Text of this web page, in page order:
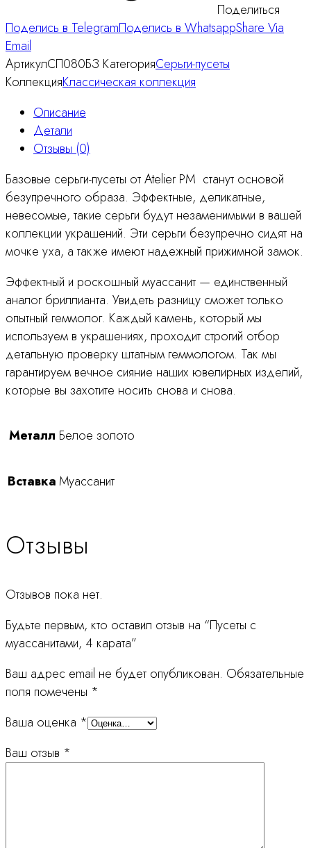
Поделиться
Поделись в TelegramПоделись в WhatsappShare Via
Email
АртикулСП080БЗ КатегорияСерьги-пусеты
КоллекцияКлассическая коллекция
Описание
Детали
Отзывы (0)
Базовые серьги-пусеты от Atelier PM станут основой
безупречного образа. Эффектные, деликатные,
невесомые, такие серьги будут незаменимыми в вашей
коллекции украшений. Эти серьги безупречно сидят на
мочке уха, а также имеют надежный прижимной замок.
Эффектный и роскошный муассанит — единственный
аналог бриллианта. Увидеть разницу сможет только
опытный геммолог. Каждый камень, который мы
используем в украшениях, проходит строгий отбор
детальную проверку штатным геммологом. Так мы
гарантируем вечное сияние наших ювелирных изделий,
которые вы захотите носить снова и снова.
Металл Белое золото
Вставка Муассанит
Отзывы
Отзывов пока нет.
Будьте первым, кто оставил отзыв на “Пусеты с
муассанитами, 4 карата”
Ваш адрес email не будет опубликован. Обязательные
поля помечены *
Ваша оценка *
Ваш отзыв *